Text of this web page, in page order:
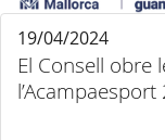
El Consell obre
19/04/2024